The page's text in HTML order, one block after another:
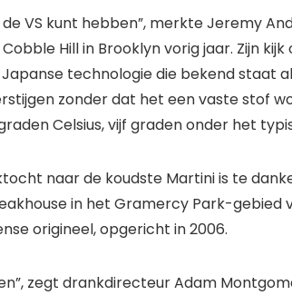
VS kunt hebben”, merkte Jeremy
Hill in Brooklyn vorig jaar. Zijn
technologie die bekend staat
zonder dat het een vaste stof
Celsius, vijf graden onder het
naar de koudste Martini is te
in het Gramercy Park-gebied
origineel, opgericht in 2006.
zegt drankdirecteur Adam